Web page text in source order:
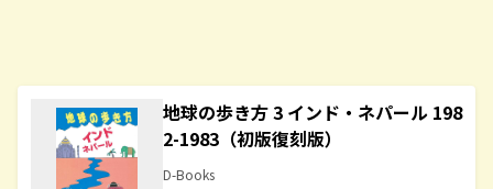
地球の歩き方 3 インド・ネパール 198
2-1983（初版復刻版）
D-Books